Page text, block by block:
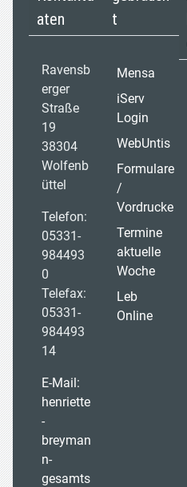
aten
Ravensb
erger
Straße
19
38304
Wolfenb
üttel
Telefon:
05331-
984493
0
Telefax:
05331-
984493
14
E-Mail:
henriette
-
breyman
n-
gesamts
t
Mensa
iServ
Login
WebUntis
Formulare
/
Vordrucke
Termine
aktuelle
Woche
Leb
Online